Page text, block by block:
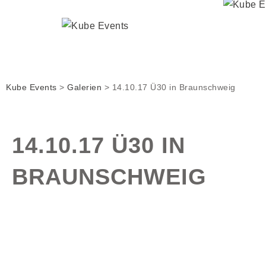
Kube Events > Galerien > 14.10.17 Ü30 in Braunschweig
14.10.17 Ü30 IN
BRAUNSCHWEIG